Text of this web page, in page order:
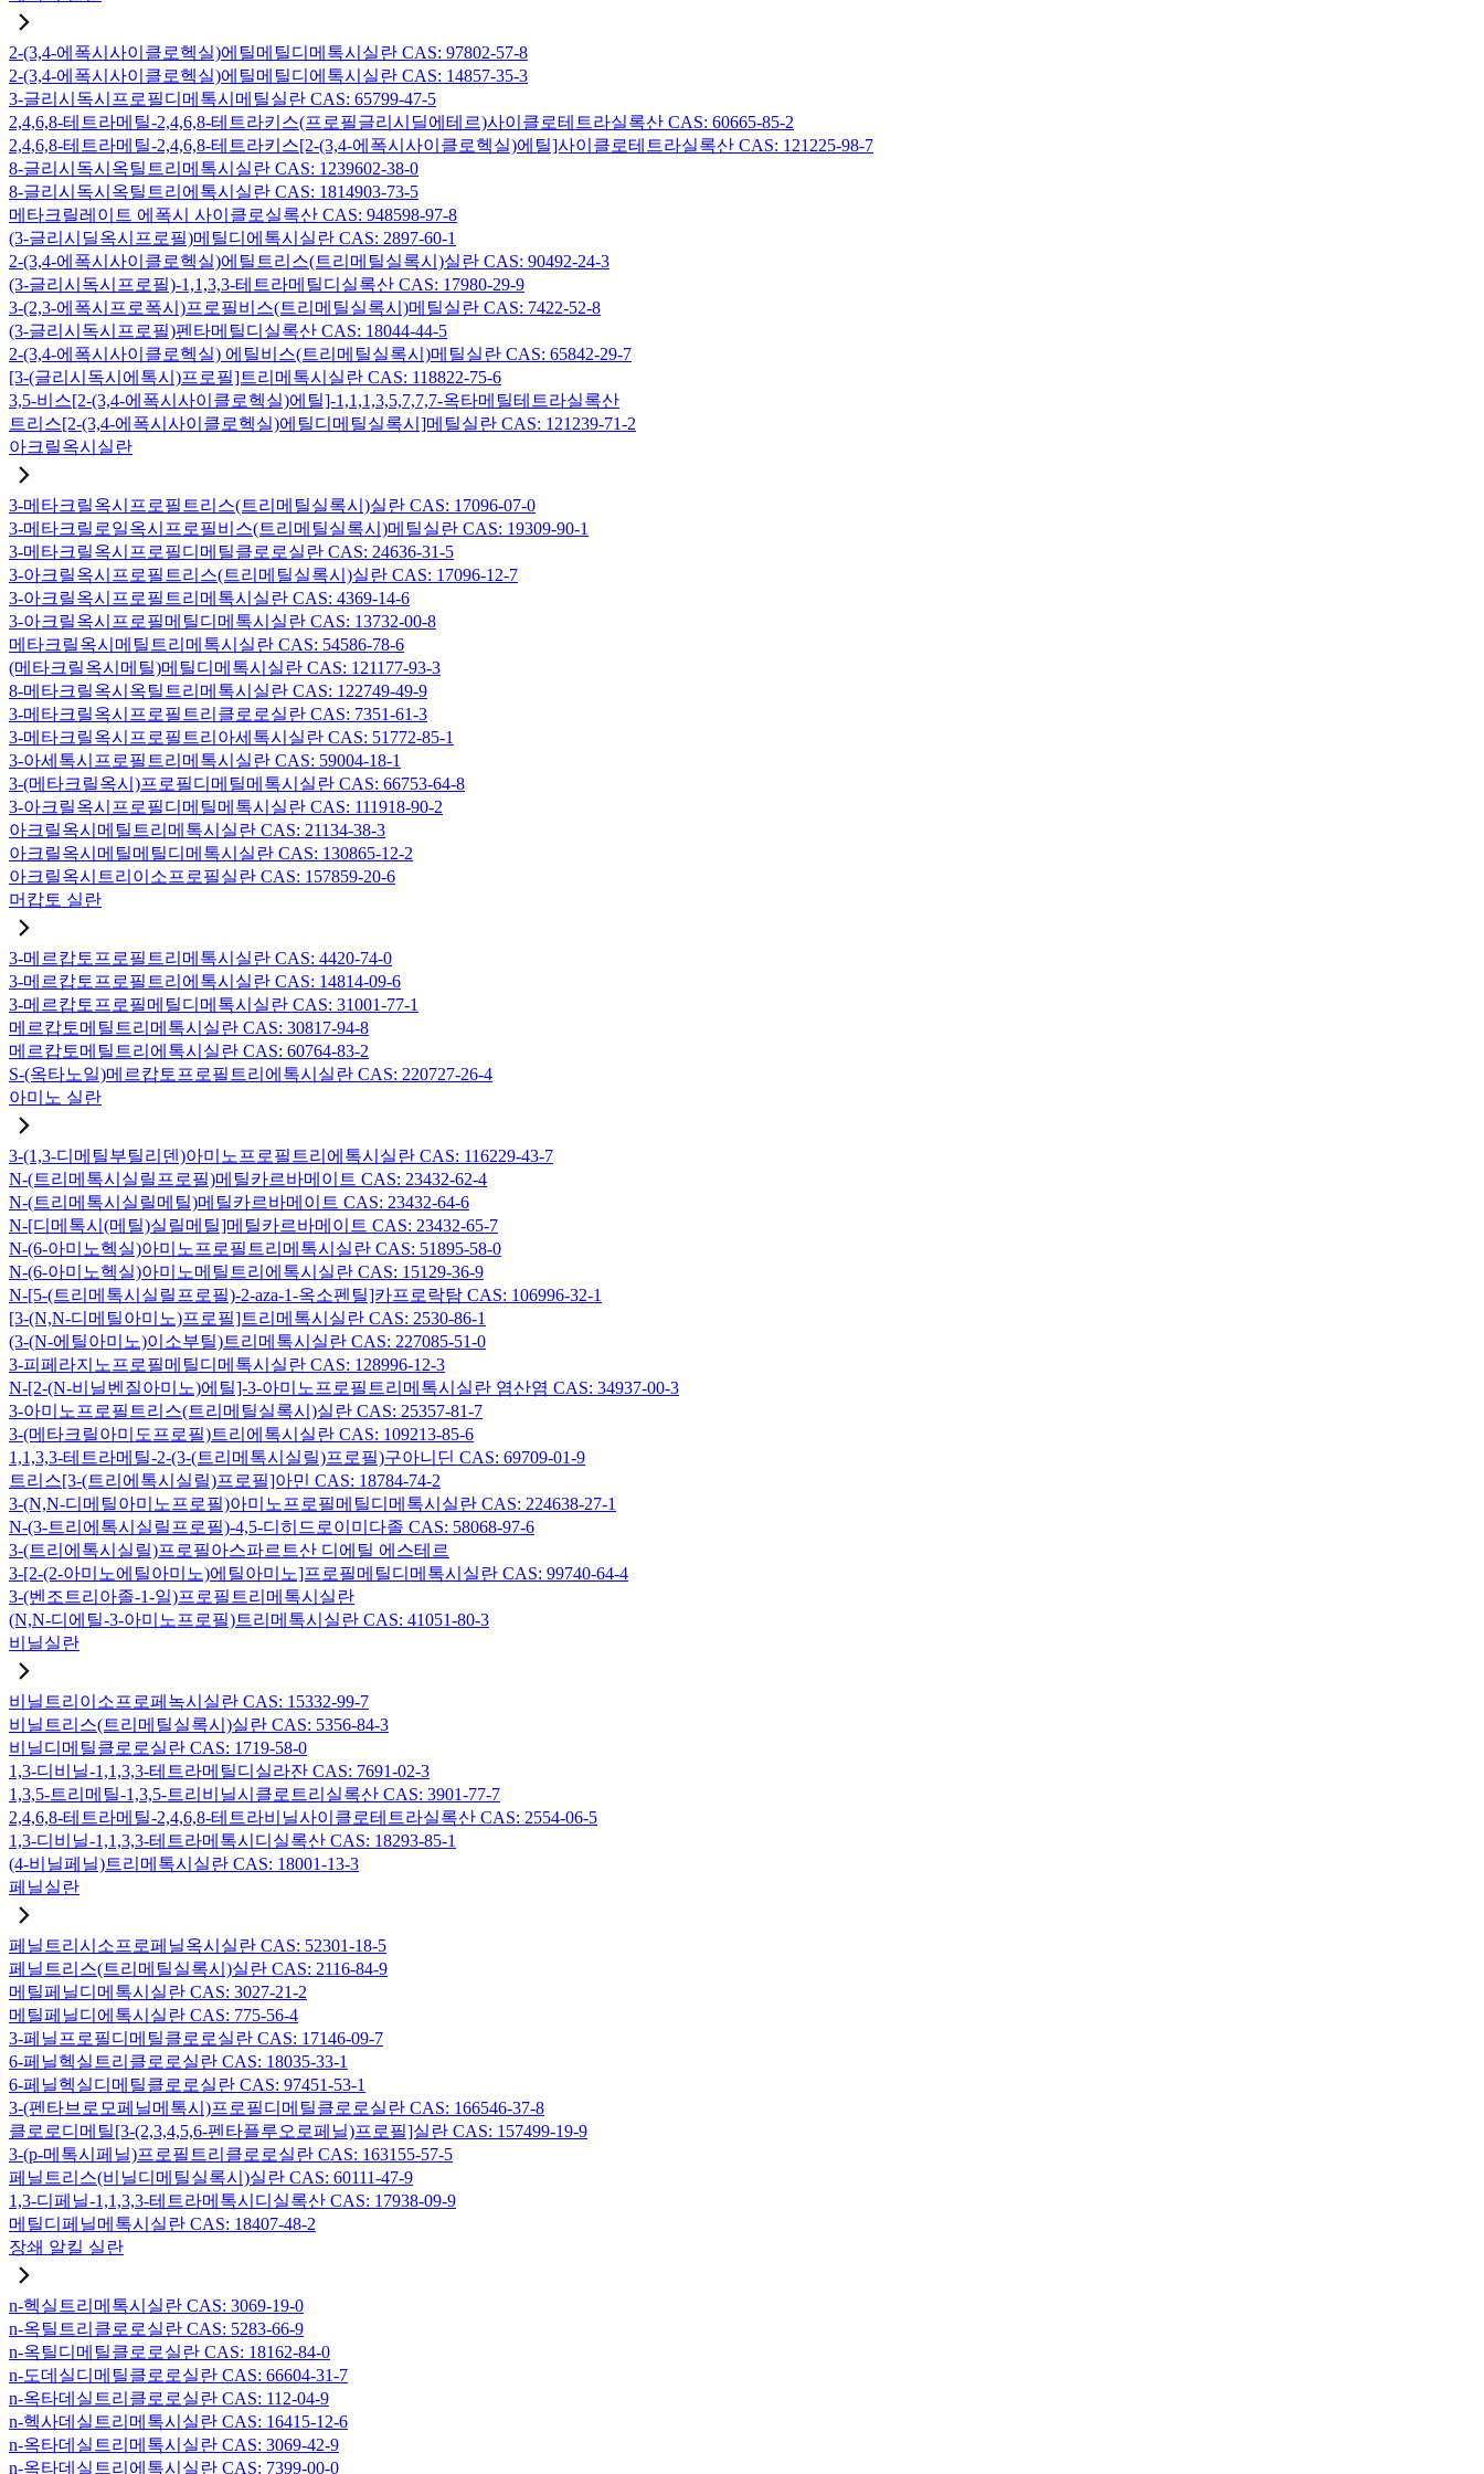
2-(3,4-에폭시사이클로헥실)에틸메틸디메톡시실란 CAS: 97802-57-8
2-(3,4-에폭시사이클로헥실)에틸메틸디에톡시실란 CAS: 14857-35-3
3-글리시독시프로필디메톡시메틸실란 CAS: 65799-47-5
2,4,6,8-테트라메틸-2,4,6,8-테트라키스(프로필글리시딜에테르)사이클로테트라실록산 CAS: 60665-85-2
2,4,6,8-테트라메틸-2,4,6,8-테트라키스[2-(3,4-에폭시사이클로헥실)에틸]사이클로테트라실록산 CAS: 121225-98-7
8-글리시독시옥틸트리메톡시실란 CAS: 1239602-38-0
8-글리시독시옥틸트리에톡시실란 CAS: 1814903-73-5
메타크릴레이트 에폭시 사이클로실록산 CAS: 948598-97-8
(3-글리시딜옥시프로필)메틸디에톡시실란 CAS: 2897-60-1
2-(3,4-에폭시사이클로헥실)에틸트리스(트리메틸실록시)실란 CAS: 90492-24-3
(3-글리시독시프로필)-1,1,3,3-테트라메틸디실록산 CAS: 17980-29-9
3-(2,3-에폭시프로폭시)프로필비스(트리메틸실록시)메틸실란 CAS: 7422-52-8
(3-글리시독시프로필)펜타메틸디실록산 CAS: 18044-44-5
2-(3,4-에폭시사이클로헥실) 에틸비스(트리메틸실록시)메틸실란 CAS: 65842-29-7
[3-(글리시독시에톡시)프로필]트리메톡시실란 CAS: 118822-75-6
3,5-비스[2-(3,4-에폭시사이클로헥실)에틸]-1,1,1,3,5,7,7,7-옥타메틸테트라실록산
트리스[2-(3,4-에폭시사이클로헥실)에틸디메틸실록시]메틸실란 CAS: 121239-71-2
아크릴옥시실란
3-메타크릴옥시프로필트리스(트리메틸실록시)실란 CAS: 17096-07-0
3-메타크릴로일옥시프로필비스(트리메틸실록시)메틸실란 CAS: 19309-90-1
3-메타크릴옥시프로필디메틸클로로실란 CAS: 24636-31-5
3-아크릴옥시프로필트리스(트리메틸실록시)실란 CAS: 17096-12-7
3-아크릴옥시프로필트리메톡시실란 CAS: 4369-14-6
3-아크릴옥시프로필메틸디메톡시실란 CAS: 13732-00-8
메타크릴옥시메틸트리메톡시실란 CAS: 54586-78-6
(메타크릴옥시메틸)메틸디메톡시실란 CAS: 121177-93-3
8-메타크릴옥시옥틸트리메톡시실란 CAS: 122749-49-9
3-메타크릴옥시프로필트리클로로실란 CAS: 7351-61-3
3-메타크릴옥시프로필트리아세톡시실란 CAS: 51772-85-1
3-아세톡시프로필트리메톡시실란 CAS: 59004-18-1
3-(메타크릴옥시)프로필디메틸메톡시실란 CAS: 66753-64-8
3-아크릴옥시프로필디메틸메톡시실란 CAS: 111918-90-2
아크릴옥시메틸트리메톡시실란 CAS: 21134-38-3
아크릴옥시메틸메틸디메톡시실란 CAS: 130865-12-2
아크릴옥시트리이소프로필실란 CAS: 157859-20-6
머캅토 실란
3-메르캅토프로필트리메톡시실란 CAS: 4420-74-0
3-메르캅토프로필트리에톡시실란 CAS: 14814-09-6
3-메르캅토프로필메틸디메톡시실란 CAS: 31001-77-1
메르캅토메틸트리메톡시실란 CAS: 30817-94-8
메르캅토메틸트리에톡시실란 CAS: 60764-83-2
S-(옥타노일)메르캅토프로필트리에톡시실란 CAS: 220727-26-4
아미노 실란
3-(1,3-디메틸부틸리덴)아미노프로필트리에톡시실란 CAS: 116229-43-7
N-(트리메톡시실릴프로필)메틸카르바메이트 CAS: 23432-62-4
N-(트리메톡시실릴메틸)메틸카르바메이트 CAS: 23432-64-6
N-[디메톡시(메틸)실릴메틸]메틸카르바메이트 CAS: 23432-65-7
N-(6-아미노헥실)아미노프로필트리메톡시실란 CAS: 51895-58-0
N-(6-아미노헥실)아미노메틸트리에톡시실란 CAS: 15129-36-9
N-[5-(트리메톡시실릴프로필)-2-aza-1-옥소펜틸]카프로락탐 CAS: 106996-32-1
[3-(N,N-디메틸아미노)프로필]트리메톡시실란 CAS: 2530-86-1
(3-(N-에틸아미노)이소부틸)트리메톡시실란 CAS: 227085-51-0
3-피페라지노프로필메틸디메톡시실란 CAS: 128996-12-3
N-[2-(N-비닐벤질아미노)에틸]-3-아미노프로필트리메톡시실란 염산염 CAS: 34937-00-3
3-아미노프로필트리스(트리메틸실록시)실란 CAS: 25357-81-7
3-(메타크릴아미도프로필)트리에톡시실란 CAS: 109213-85-6
1,1,3,3-테트라메틸-2-(3-(트리메톡시실릴)프로필)구아니딘 CAS: 69709-01-9
트리스[3-(트리에톡시실릴)프로필]아민 CAS: 18784-74-2
3-(N,N-디메틸아미노프로필)아미노프로필메틸디메톡시실란 CAS: 224638-27-1
N-(3-트리에톡시실릴프로필)-4,5-디히드로이미다졸 CAS: 58068-97-6
3-(트리에톡시실릴)프로필아스파르트산 디에틸 에스테르
3-[2-(2-아미노에틸아미노)에틸아미노]프로필메틸디메톡시실란 CAS: 99740-64-4
3-(벤조트리아졸-1-일)프로필트리메톡시실란
(N,N-디에틸-3-아미노프로필)트리메톡시실란 CAS: 41051-80-3
비닐실란
비닐트리이소프로페녹시실란 CAS: 15332-99-7
비닐트리스(트리메틸실록시)실란 CAS: 5356-84-3
비닐디메틸클로로실란 CAS: 1719-58-0
1,3-디비닐-1,1,3,3-테트라메틸디실라잔 CAS: 7691-02-3
1,3,5-트리메틸-1,3,5-트리비닐시클로트리실록산 CAS: 3901-77-7
2,4,6,8-테트라메틸-2,4,6,8-테트라비닐사이클로테트라실록산 CAS: 2554-06-5
1,3-디비닐-1,1,3,3-테트라메톡시디실록산 CAS: 18293-85-1
(4-비닐페닐)트리메톡시실란 CAS: 18001-13-3
페닐실란
페닐트리시소프로페닐옥시실란 CAS: 52301-18-5
페닐트리스(트리메틸실록시)실란 CAS: 2116-84-9
메틸페닐디메톡시실란 CAS: 3027-21-2
메틸페닐디에톡시실란 CAS: 775-56-4
3-페닐프로필디메틸클로로실란 CAS: 17146-09-7
6-페닐헥실트리클로로실란 CAS: 18035-33-1
6-페닐헥실디메틸클로로실란 CAS: 97451-53-1
3-(펜타브로모페닐메톡시)프로필디메틸클로로실란 CAS: 166546-37-8
클로로디메틸[3-(2,3,4,5,6-펜타플루오로페닐)프로필]실란 CAS: 157499-19-9
3-(p-메톡시페닐)프로필트리클로로실란 CAS: 163155-57-5
페닐트리스(비닐디메틸실록시)실란 CAS: 60111-47-9
1,3-디페닐-1,1,3,3-테트라메톡시디실록산 CAS: 17938-09-9
메틸디페닐메톡시실란 CAS: 18407-48-2
장쇄 알킬 실란
n-헥실트리메톡시실란 CAS: 3069-19-0
n-옥틸트리클로로실란 CAS: 5283-66-9
n-옥틸디메틸클로로실란 CAS: 18162-84-0
n-도데실디메틸클로로실란 CAS: 66604-31-7
n-옥타데실트리클로로실란 CAS: 112-04-9
n-헥사데실트리메톡시실란 CAS: 16415-12-6
n-옥타데실트리메톡시실란 CAS: 3069-42-9
n-옥타데실트리에톡시실란 CAS: 7399-00-0